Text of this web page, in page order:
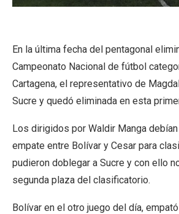
En la última fecha del pentagonal
Campeonato Nacional de fútbol
Cartagena, el representativo de
Sucre y quedó eliminada en esta
Los dirigidos por Waldir Manga
empate entre Bolívar y Cesar para
pudieron doblegar a Sucre y con ello
segunda plaza del clasificatorio.
Bolívar en el otro juego del día,